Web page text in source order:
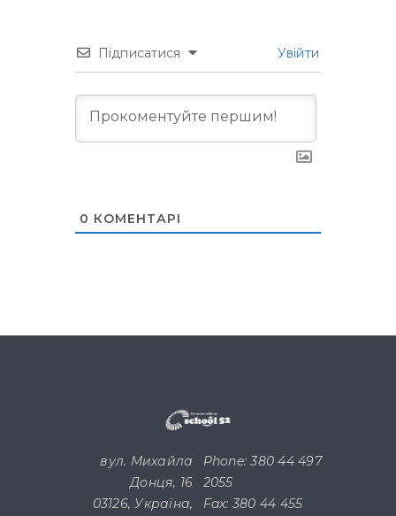
Підписатися Увійти
0 КОМЕНТАРІ
Phone: 380 44 497
2055
Fax: 380 44 455
вул. Михайла
Донця, 16
03126, Україна,